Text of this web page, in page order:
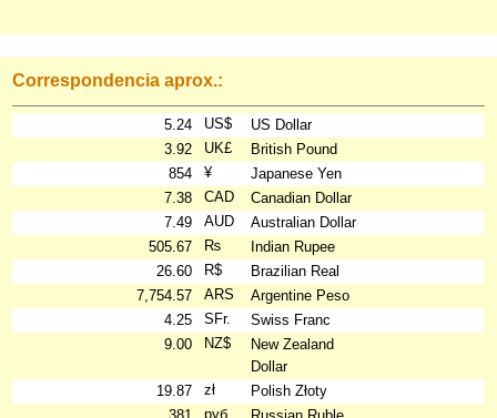
Correspondencia aprox.:
5.24 US$
US Dollar
3.92
UK£
British Pound
854
¥
Japanese Yen
7.38
CAD
Canadian Dollar
7.49
AUD
Australian Dollar
505.67
₨
Indian Rupee
26.60
R$
Brazilian Real
7,754.57
ARS
Argentine Peso
4.25
SFr.
Swiss Franc
9.00
NZ$
New Zealand
Dollar
19.87
zł
Polish Złoty
руб